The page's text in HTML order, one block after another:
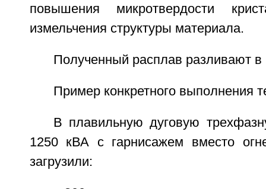
повышения микротвердости
измельчения структуры материала.
Полученный расплав разливают в
Пример конкретного выполнения
В плавильную дуговую
1250 кВА с гарнисажем вместо
загрузили: